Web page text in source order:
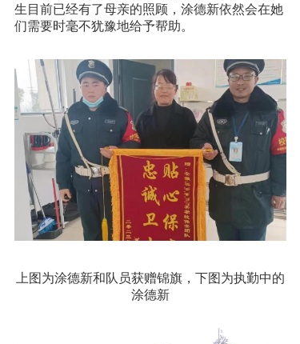
生目前已经有了母亲的照顾，涂德新依然会在她
们需要时毫不犹豫地给予帮助。
上图为涂德新和队员获赠锦旗，下图为执勤中的
涂德新